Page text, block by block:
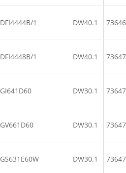
DFI4444B/1 DW40.1
DFI4448B/1 DW40.1
GI641D60 DW30.1
GV661D60 DW30.1
GS631E60W DW30.1